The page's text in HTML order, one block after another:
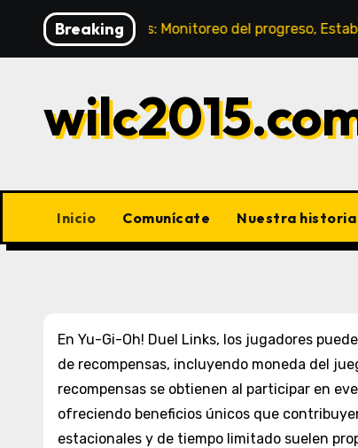
content
Breaking
de Gemas: Monitoreo del progreso,
Inicio Comunícate Nuestra historia
En Yu-Gi-Oh! Duel Links, los jugadores
de recompensas, incluyendo moneda del
recompensas se obtienen al participar en
ofreciendo beneficios únicos que
estacionales y de tiempo limitado suelen